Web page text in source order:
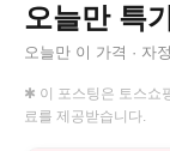
오늘만 특
오늘만 이 가격 · 자
✱ 이 포스팅은 토스쇼
료를 제공받습니다.